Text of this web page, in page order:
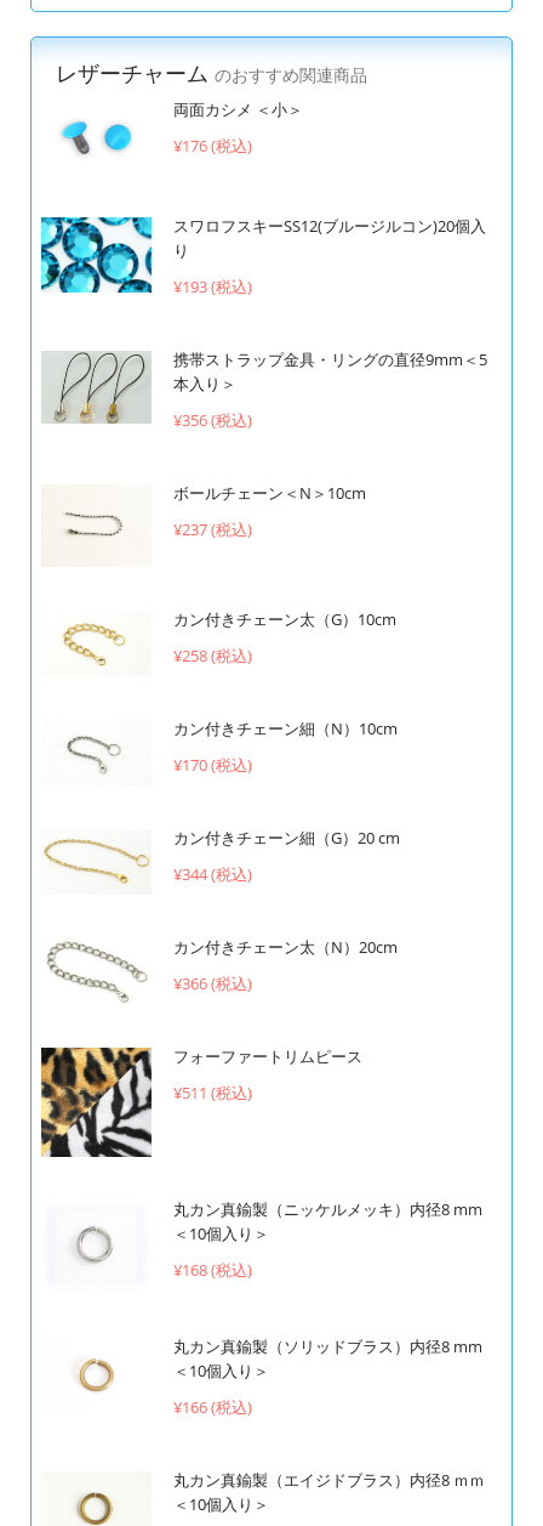
レザーチャーム のおすすめ関連商品
両面カシメ ＜小＞
¥176 (税込)
スワロフスキーSS12(ブルージルコン)20個入
り
¥193 (税込)
携帯ストラップ金具・リングの直径9mm＜5
本入り＞
¥356 (税込)
ボールチェーン＜N＞10cm
¥237 (税込)
カン付きチェーン太（G）10cm
¥258 (税込)
カン付きチェーン細（N）10cm
¥170 (税込)
カン付きチェーン細（G）20 cm
¥344 (税込)
カン付きチェーン太（N）20cm
¥366 (税込)
フォーファートリムピース
¥511 (税込)
丸カン真鍮製（ニッケルメッキ）内径8 mm
＜10個入り＞
¥168 (税込)
丸カン真鍮製（ソリッドブラス）内径8 mm
＜10個入り＞
¥166 (税込)
丸カン真鍮製（エイジドブラス）内径8 ｍｍ
＜10個入り＞